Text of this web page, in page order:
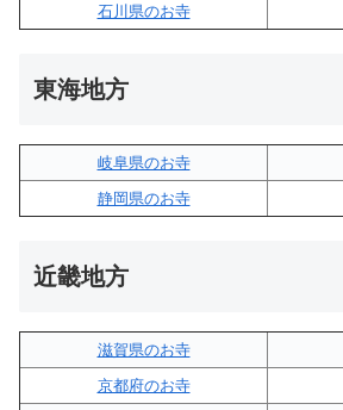
石川県のお寺
東海地方
岐阜県のお寺
静岡県のお寺
近畿地方
滋賀県のお寺
京都府のお寺